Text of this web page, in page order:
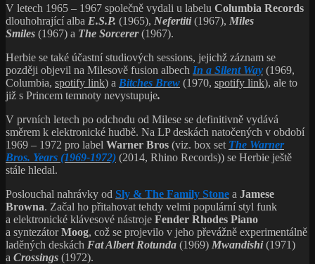
V letech 1965 – 1967 společně vydali u labelu Columbia Records
dlouhohrající alba E.S.P. (1965), Nefertiti(1967), Miles
Smiles (1967) a The Sorcerer(1967).
Herbie se také účastní studiových sessions, jejichž záznam se
později objevil na Milesově fusion albech In a Silent Way (1969,
Columbia, spotify link) a Bitches Brew (1970, spotify link), ale to
již s Princem temnoty nevystupuje.
V prvních letech po odchodu od Milese se definitivně vydává
směrem k elektronické hudbě. Na LP deskách natočených v období
1969 – 1972 pro label Warner Bros (viz. box set The Warner
Bros. Years (1969-1972) (2014, Rhino Records)) se Herbie ještě
stále hledal.
Poslouchal nahrávky od Sly & The Family Stone a Jamese
Browna. Začal ho přitahovat tehdy velmi populární styl funk
a elektronické klávesové nástroje Fender Rhodes Piano
a syntezátorMoog, což se projevilo v jeho převážně experimentálně
laděných deskách Fat Albert Rotunda (1969) Mwandishi(1971)
a Crossings (1972).